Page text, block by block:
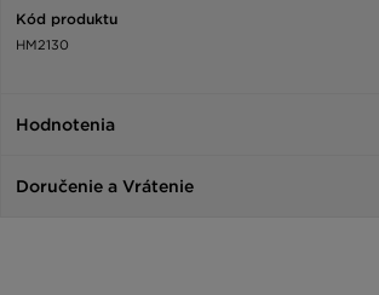
Kód produktu
HM2130
Hodnotenia
Doručenie a Vrátenie